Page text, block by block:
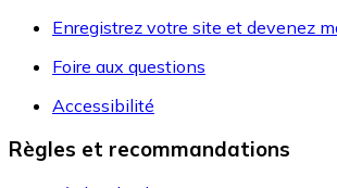
Enregistrez votre site et devenez
Foire aux questions
Accessibilité
Règles et recommandations